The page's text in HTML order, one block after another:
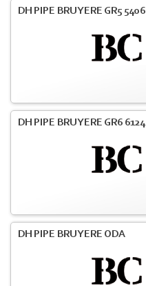
DH PIPE BRUYERE GR5 5406
DH PIPE BRUYERE GR6 6124
DH PIPE BRUYERE ODA